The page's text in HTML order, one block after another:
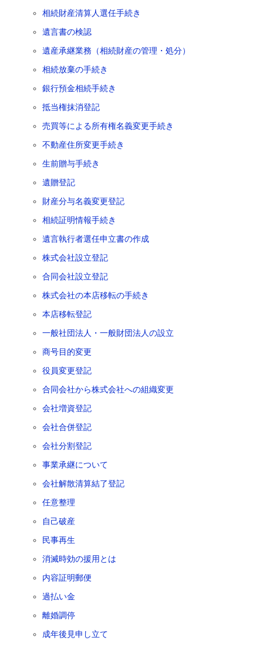
相続財産清算人選任手続き
遺言書の検認
遺産承継業務（相続財産の管理・処分）
相続放棄の手続き
銀行預金相続手続き
抵当権抹消登記
売買等による所有権名義変更手続き
不動産住所変更手続き
生前贈与手続き
遺贈登記
財産分与名義変更登記
相続証明情報手続き
遺言執行者選任申立書の作成
株式会社設立登記
合同会社設立登記
株式会社の本店移転の手続き
本店移転登記
一般社団法人・一般財団法人の設立
商号目的変更
役員変更登記
合同会社から株式会社への組織変更
会社増資登記
会社合併登記
会社分割登記
事業承継について
会社解散清算結了登記
任意整理
自己破産
民事再生
消滅時効の援用とは
内容証明郵便
過払い金
離婚調停
成年後見申し立て